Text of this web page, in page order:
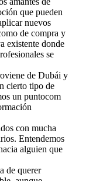
que pueden
nuevos
de compra y
existente donde
se
de Dubái y
cierto tipo de
un puntocom
con mucha
Entendemos
alguien que
de querer